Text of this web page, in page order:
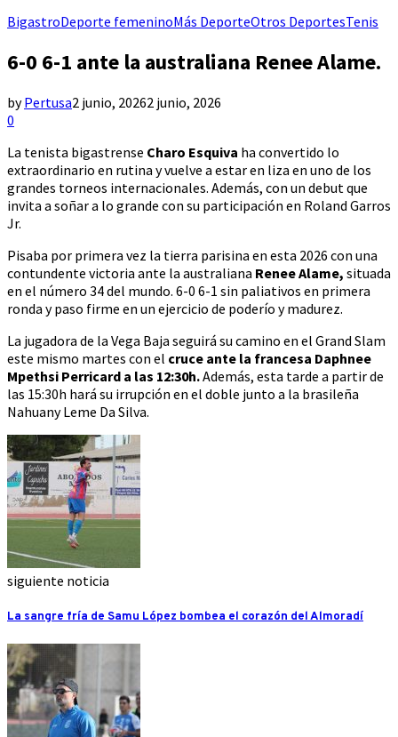
BigastroDeporte femeninoMás DeporteOtros DeportesTenis
6-0 6-1 ante la australiana Renee Alame.
byPertusa2 junio, 20262 junio, 2026
0
La tenista bigastrense Charo Esquiva ha convertido lo
extraordinario en rutina y vuelve a estar en liza en uno de los
grandes torneos internacionales. Además, con un debut que
invita a soñar a lo grande con su participación en Roland Garros
Jr.
Pisaba por primera vez la tierra parisina en esta 2026 con una
contundente victoria ante la australiana Renee Alame, situada
en el número 34 del mundo. 6-0 6-1 sin paliativos en primera
ronda y paso firme en un ejercicio de poderío y madurez.
La jugadora de la Vega Baja seguirá su camino en el Grand Slam
este mismo martes con el cruce ante la francesa Daphnee
Mpethsi Perricard a las 12:30h.Además, esta tarde a partir de
las 15:30h hará su irrupción en el doble junto a la brasileña
Nahuany Leme Da Silva.
siguiente noticia
La sangre fría de Samu López bombea el corazón del Almoradí